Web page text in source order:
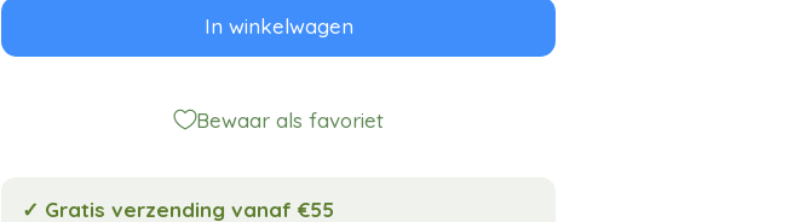
In winkelwagen
Bewaar als favoriet
✓ Gratis verzending vanaf €55